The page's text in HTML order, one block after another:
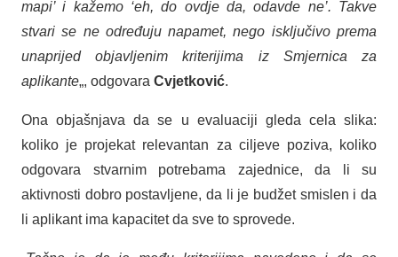
mapi’ i kažemo ‘eh, do ovdje da, odavde ne’. Takve
stvari se ne određuju napamet, nego isključivo prema
unaprijed objavljenim kriterijima iz Smjernica za
aplikante„, odgovara Cvjetković.
Ona objašnjava da se u evaluaciji gleda cela slika:
koliko je projekat relevantan za ciljeve poziva, koliko
odgovara stvarnim potrebama zajednice, da li su
aktivnosti dobro postavljene, da li je budžet smislen i da
li aplikant ima kapacitet da sve to sprovede.